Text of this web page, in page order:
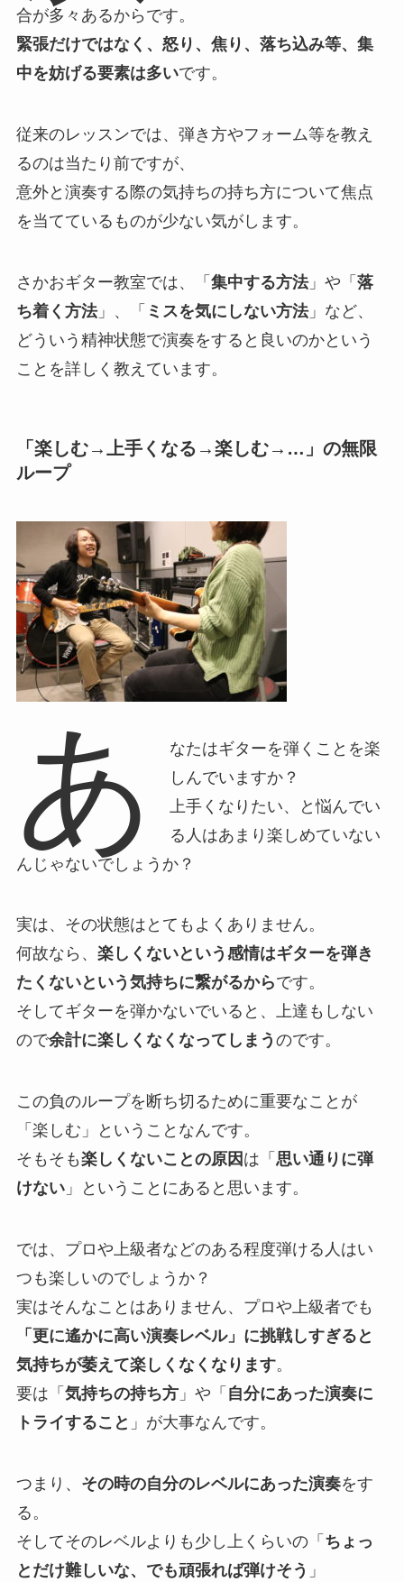
合が多々あるからです。
緊張だけではなく、怒り、焦り、落ち込み等、集
中を妨げる要素は多いです。
従来のレッスンでは、弾き方やフォーム等を教え
るのは当たり前ですが、
意外と演奏する際の気持ちの持ち方について焦点
を当てているものが少ない気がします。
さかおギター教室では、「 集中する方法」や「 落
ち着く方法」、「 ミスを気にしない方法」など、
どういう精神状態で演奏をすると良いのかという
ことを詳しく教えています。
「楽しむ→上手くなる→楽しむ→…」の無限
ループ
あ
なたはギターを弾くことを楽
しんでいますか？
上手くなりたい、と悩んでい
る人はあまり楽しめていない
んじゃないでしょうか？
実は、その状態はとてもよくありません。
何故なら、 楽しくないという感情はギターを弾き
たくないという気持ちに繋がるからです。
そしてギターを弾かないでいると、上達もしない
ので余計に楽しくなくなってしまう のです。
この負のループを断ち切るために重要なことが
「楽しむ」ということなんです。
そもそも楽しくないことの原因 は「 思い通りに弾
けない」ということにあると思います。
では、プロや上級者などのある程度弾ける人はい
つも楽しいのでしょうか？
実はそんなことはありません、プロや上級者でも
「更に遙かに高い演奏レベル」に挑戦しすぎると
気持ちが萎えて楽しくなくなります。
要は「 気持ちの持ち方」や「 自分にあった演奏に
トライすること 」が大事なんです。
つまり、 その時の自分のレベルにあった演奏をす
る。
そしてそのレベルよりも少し上くらいの「 ちょっ
とだけ難しいな、でも頑張れば弾けそう 」